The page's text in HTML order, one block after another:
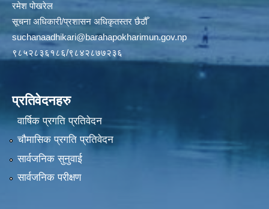
रमेश पोखरेल
सूचना अधिकारी/प्रशासन अधिकृतस्तर छैठौँ
suchanaadhikari@barahapokharimun.gov.np
९८५२८३६१८६/९८४२८७७२३६
प्रतिवेदनहरु
वार्षिक प्रगति प्रतिवेदन
चौमासिक प्रगति प्रतिवेदन
सार्वजनिक सुनुवाई
सार्वजनिक परीक्षण